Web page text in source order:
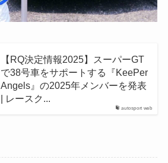
autosport web
【RQ決定情報2025】スーパーGT
で38号車をサポートする『KeePer
Angels』の2025年メンバーを発表
| レースク...